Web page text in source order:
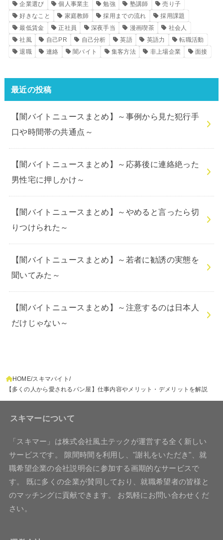
企業選び
個人事業主 勉強 塾講師
売り子
好きなこと
家庭教師 採用までの流れ
採用課題
最低賃金
正社員 深夜手当 漫画喫茶
社会人
社風
自己PR 自己分析 英語 英語力
転職活動
退職
連絡 闇バイト 集客方法 非上場企業 面接
最近の投稿
【闇バイトニュースまとめ】～事例から見た犯行手
口や時間帯の共通点～
【闇バイトニュースまとめ】～応募後に連絡絶った
男性宅に押しかけ～
【闇バイトニュースまとめ】～やめると言ったら切
りつけられた～
【闇バイトニュースまとめ】～若者に勧誘の実態を
聞いてみた～
【闇バイトニュースまとめ】～注意するのは日本人
だけじゃない～
HOME スキマバイト
【多くの人から愛されるパン屋】仕事内容やメリット・デメリットを解説
スキマーについて
「スキマー」は株式会社風土テックが運営する全く新しい
サービスです。 隙間時間を利用し、"謝礼をいただき"、就
職希望企業の会社説明会に参加する画期的なサービスで
す。 既に多くの企業が賛同しており、就職希望者の皆様と
のマッチングに貢献できます。 お気軽にお問い合わせくだ
さい。